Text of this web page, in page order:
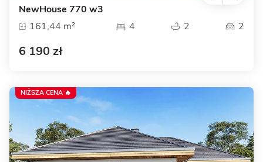
NewHouse 770 w3
161,44 m²
4 2 2
6 190 zł
NIŻSZA CENA 🔥